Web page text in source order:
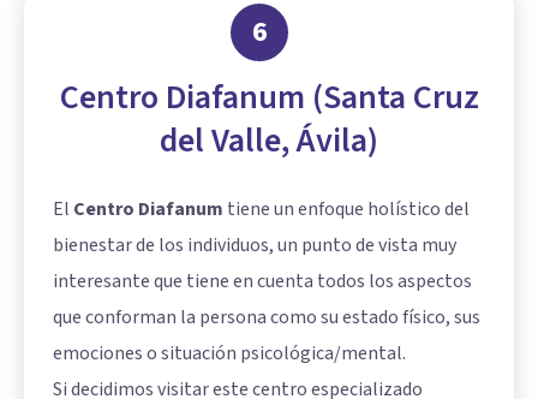
6
Centro Diafanum (Santa Cruz
del Valle, Ávila)
El Centro Diafanum tiene un enfoque holístico del
bienestar de los individuos, un punto de vista muy
interesante que tiene en cuenta todos los aspectos
que conforman la persona como su estado físico, sus
emociones o situación psicológica/mental.
Si decidimos visitar este centro especializado